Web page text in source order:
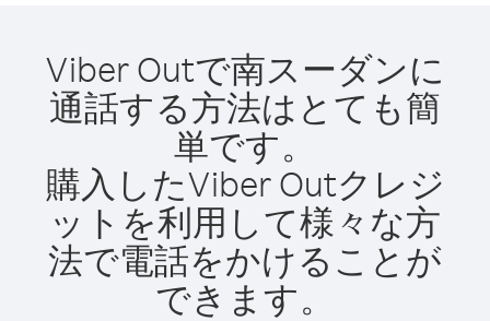
Viber Outで南スーダンに
通話する方法はとても簡
単です。
購入したViber Outクレジ
ットを利用して様々な方
法で電話をかけることが
できます。